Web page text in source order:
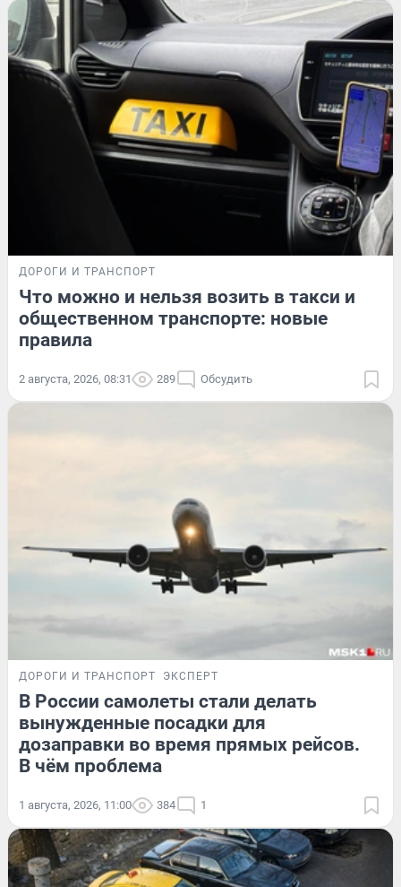
ДОРОГИ И ТРАНСПОРТ
Что можно и нельзя возить в такси и
общественном транспорте: новые
правила
2 августа, 2026, 08:31 289 Обсудить
ДОРОГИ И ТРАНСПОРТ ЭКСПЕРТ
В России самолеты стали делать
вынужденные посадки для
дозаправки во время прямых рейсов.
В чём проблема
1 августа, 2026, 11:00 384 1